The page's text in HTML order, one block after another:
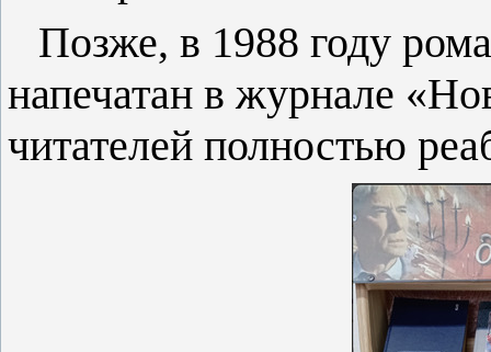
Позже, в 1988 году
напечатан в журнале
читателей полностью